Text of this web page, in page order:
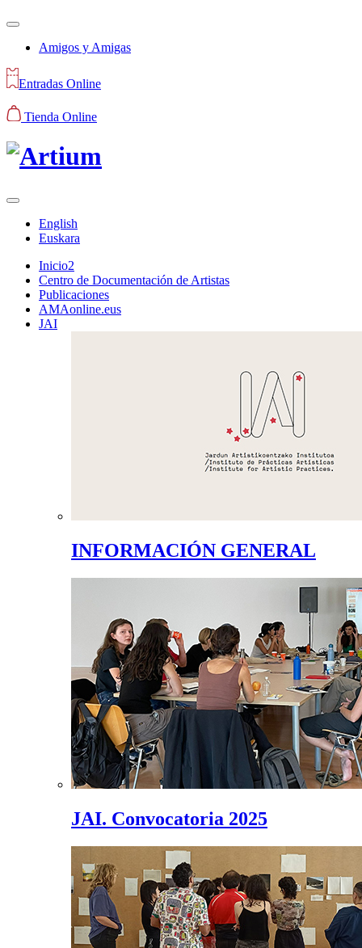
Amigos y Amigas
Entradas Online
Tienda Online
English
Euskara
Inicio2
Centro de Documentación de Artistas
Publicaciones
AMAonline.eus
JAI
INFORMACIÓN GENERAL
JAI. Convocatoria 2025